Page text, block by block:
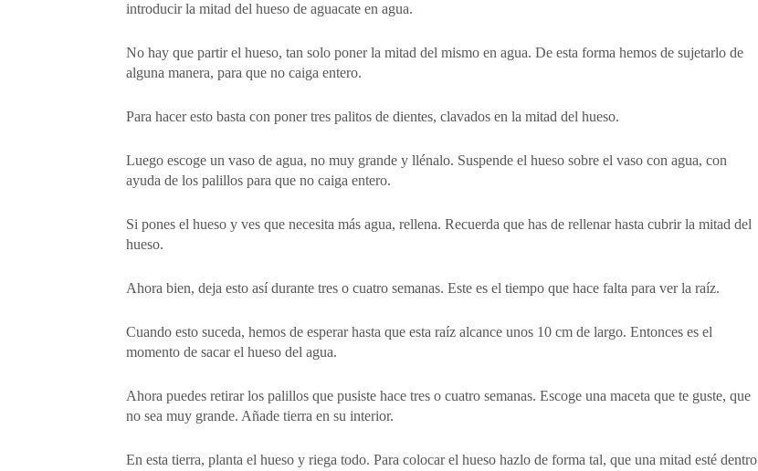
introducir la mitad del hueso de aguacate en agua.
No hay que partir el hueso, tan solo poner la mitad del mismo en agua. De esta forma hemos de sujetarlo de
alguna manera, para que no caiga entero.
Para hacer esto basta con poner tres palitos de dientes, clavados en la mitad del hueso.
Luego escoge un vaso de agua, no muy grande y llénalo. Suspende el hueso sobre el vaso con agua, con
ayuda de los palillos para que no caiga entero.
Si pones el hueso y ves que necesita más agua, rellena. Recuerda que has de rellenar hasta cubrir la mitad del
hueso.
Ahora bien, deja esto así durante tres o cuatro semanas. Este es el tiempo que hace falta para ver la raíz.
Cuando esto suceda, hemos de esperar hasta que esta raíz alcance unos 10 cm de largo. Entonces es el
momento de sacar el hueso del agua.
Ahora puedes retirar los palillos que pusiste hace tres o cuatro semanas. Escoge una maceta que te guste, que
no sea muy grande. Añade tierra en su interior.
En esta tierra, planta el hueso y riega todo. Para colocar el hueso hazlo de forma tal, que una mitad esté dentro